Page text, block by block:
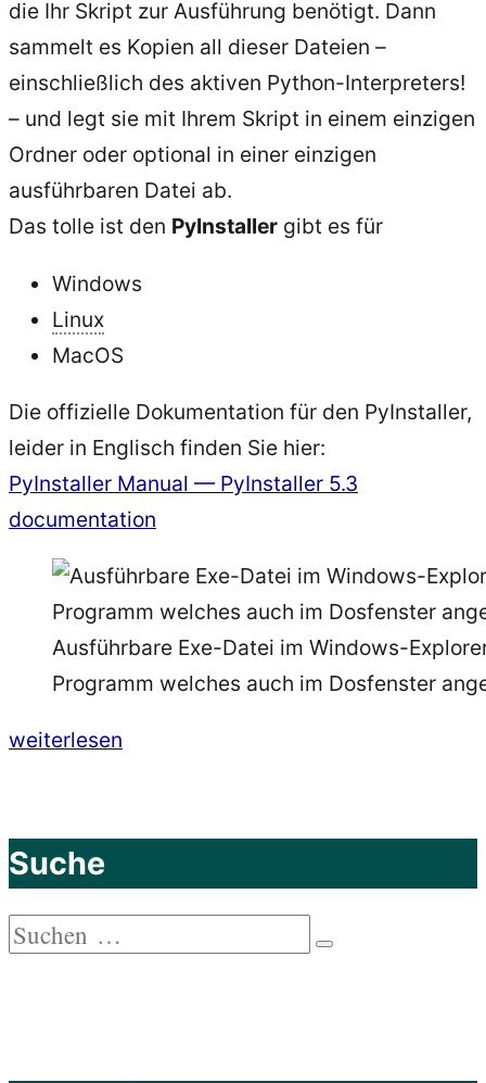
die Ihr Skript zur Ausführung benötigt. Dann
sammelt es Kopien all dieser Dateien –
einschließlich des aktiven Python-Interpreters!
– und legt sie mit Ihrem Skript in einem einzigen
Ordner oder optional in einer einzigen
ausführbaren Datei ab.
Das tolle ist den PyInstaller gibt es für
Windows
Linux
MacOS
Die offizielle Dokumentation für den PyInstaller,
leider in Englisch finden Sie hier:
PyInstaller Manual — PyInstaller 5.3
documentation
Ausführbare Exe-Datei im Windows-
Programm welches auch im Dosfenster
„Deployment:
aus
einer
Python-
Datei
weiterlesen
Suche
Suchen